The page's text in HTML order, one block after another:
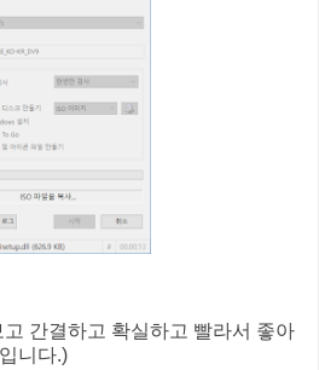
간결하고 확실하고 빨라서 좋아
니다.)